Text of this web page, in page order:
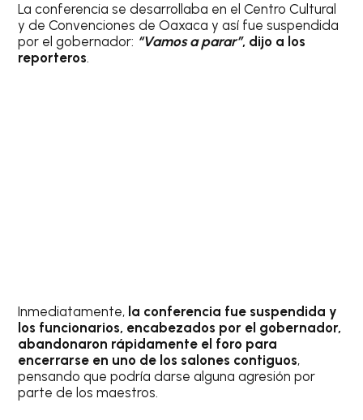
La conferencia se desarrollaba en el Centro Cultural
y de Convenciones de Oaxaca y así fue suspendida
por el gobernador: “Vamos a parar”, dijo a los
reporteros.
Inmediatamente, la conferencia fue suspendida y
los funcionarios, encabezados por el gobernador,
abandonaron rápidamente el foro para
encerrarse en uno de los salones contiguos,
pensando que podría darse alguna agresión por
parte de los maestros.